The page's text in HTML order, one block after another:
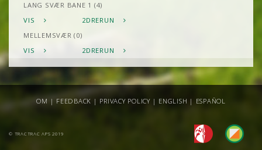
LANG SVÆR BANE 1 (4)
VIS
2DRERUN
MELLEMSVÆR (0)
VIS
2DRERUN
© TRACTRAC APS 2019
OM | FEEDBACK | PRIVACY POLICY| ENGLISH | ESPAÑOL